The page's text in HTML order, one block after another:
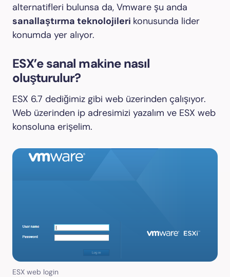
alternatifleri bulunsa da, Vmware şu anda
sanallaştırma teknolojileri konusunda lider
konumda yer alıyor.
ESX’e sanal makine nasıl
oluşturulur?
ESX 6.7 dediğimiz gibi web üzerinden çalışıyor.
Web üzerinden ip adresimizi yazalım ve ESX web
konsoluna erişelim.
ESX web login